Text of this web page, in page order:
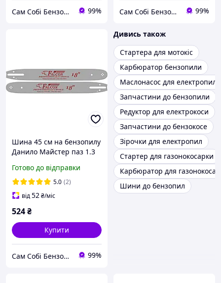
Сам Собі БензоМайстер ⚙️ 99% Сам Собі БензоМайстер ⚙️ 99%
Шина 45 см на бензопилу
Данило Майстер паз 1.3
188SLHK095
Готово до відправки
5.0 (2)
від52₴/міс
524₴
Купити
Сам Собі БензоМайстер ⚙️ 99%
Дивись також
Стартера для мотокіс
Карбюратор бензопили
Маслонасос для електропили
Запчастини до бензопили
Редуктор для електрокоси
Запчастини до бензокосе
Зірочки для електропил
Стартер для газонокосарки
Карбюратор для
Шини до бензопил